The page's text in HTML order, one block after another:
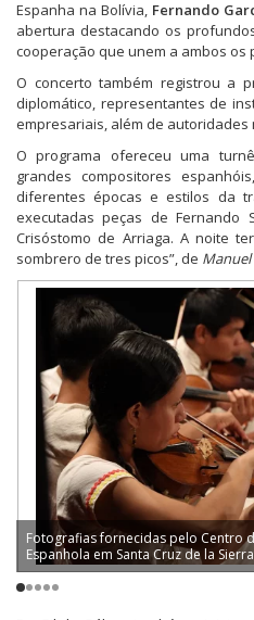
Espanha na Bolívia, Fernando
abertura destacando os
cooperação que unem a ambos os
O concerto também registrou a
diplomático, representantes de
empresariais, além de
O programa ofereceu uma
grandes compositores
diferentes épocas e estilos da
executadas peças de Fernando
Crisóstomo de Arriaga. A noite
sombrero de tres picos”, de Manuel
Fotografias fornecidas pelo Centro
Espanhola em Santa Cruz de la Sierra